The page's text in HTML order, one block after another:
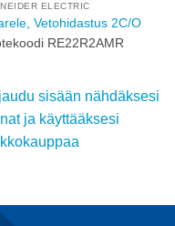
ELECTRIC
Vetohidastus 2C/O
RE22R2AMR
sisään nähdäksesi
ja käyttääksesi